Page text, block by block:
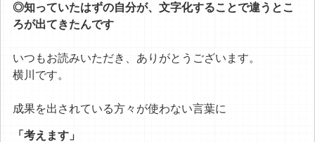
◎知っていたはずの自分が、文字化することで違うとこ
ろが出てきたんです
いつもお読みいただき、ありがとうございます。
横川です。
成果を出されている方々が使わない言葉に
「考えます」